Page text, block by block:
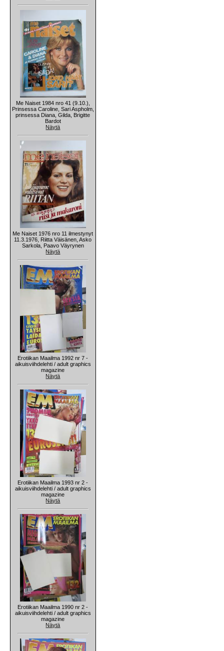
Me Naiset 1984 nro 41 (9.10.),
Prinsessa Caroline, Sari Aspholm,
prinsessa Diana, Gilda, Brigitte
Bardot
Näytä
Me Naiset 1976 nro 11 ilmestynyt
11.3.1976, Riitta Väisänen, Asko
Sarkola, Paavo Väyrynen
Näytä
Erotiikan Maailma 1992 nr 7 -
aikuisviihdelehti / adult graphics
magazine
Näytä
Erotiikan Maailma 1993 nr 2 -
aikuisviihdelehti / adult graphics
magazine
Näytä
Erotiikan Maailma 1990 nr 2 -
aikuisviihdelehti / adult graphics
magazine
Näytä